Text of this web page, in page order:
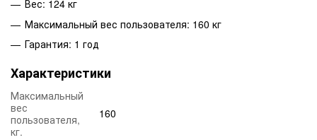
Вес: 124 кг
Максимальный вес пользователя: 160 кг
Гарантия: 1 год
Характеристики
Максимальный
вес
пользователя,
кг.
160